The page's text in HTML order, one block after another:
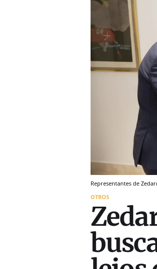
Representantes de
OTROS